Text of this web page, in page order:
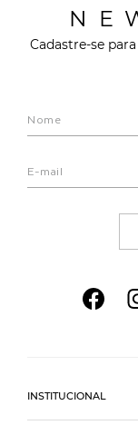
Cadastre-se
INSTITUCIONAL